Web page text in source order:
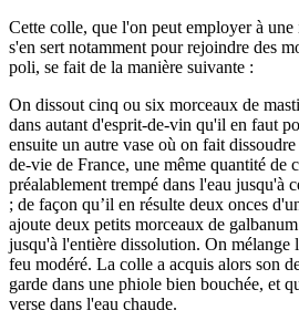
Cette colle, que l'on peut employer à
s'en sert notamment pour rejoindre des
poli, se fait de la manière suivante :
On dissout cinq ou six morceaux de
dans autant d'esprit-de-vin qu'il en faut
ensuite un autre vase où on fait
de-vie de France, une même quantité de
préalablement trempé dans l'eau jusqu'à
; de façon qu’il en résulte deux onces
ajoute deux petits morceaux de
jusqu'à l'entière dissolution. On mélange
feu modéré. La colle a acquis alors son
garde dans une phiole bien bouchée, et
verse dans l'eau chaude.